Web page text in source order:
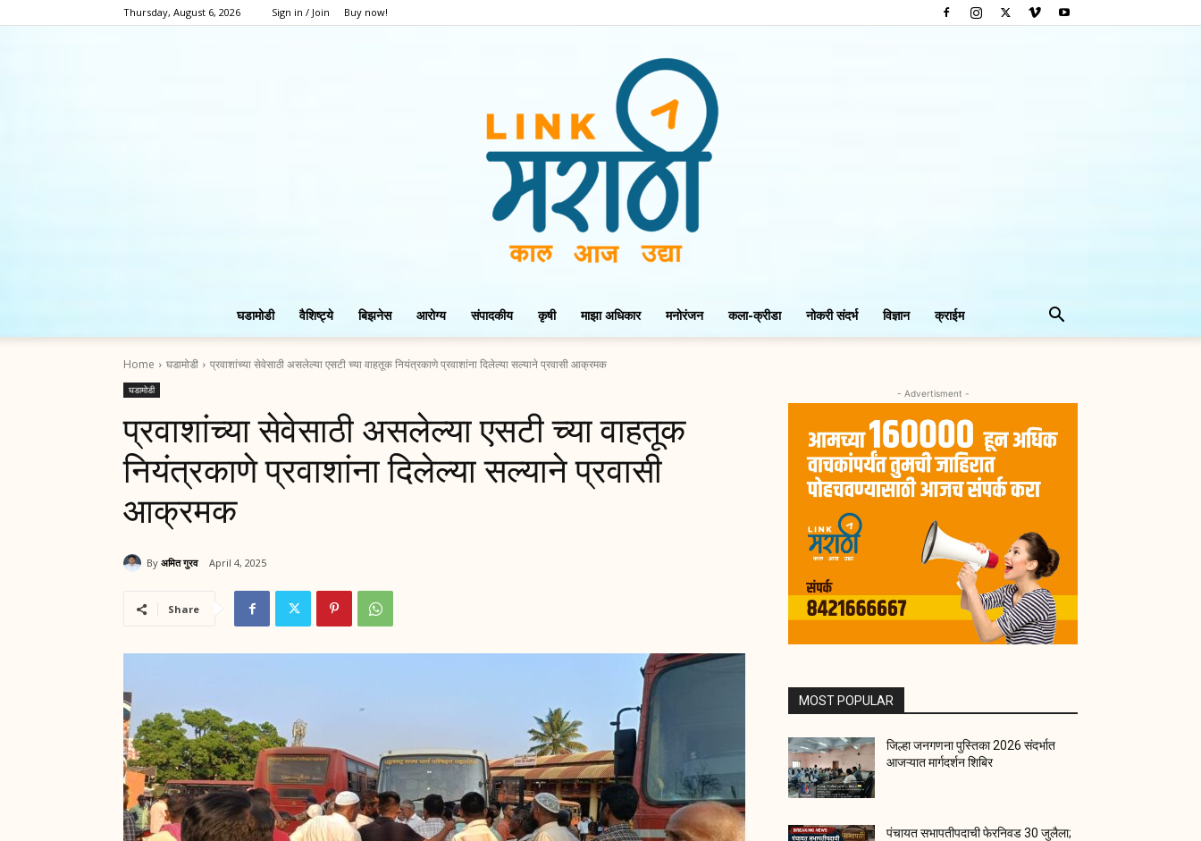
Thursday, August 6, 2026 Sign in / Join Buy now!
घडामोडी वैशिष्ट्ये बिझनेस आरोग्य संपादकीय कृषी माझा अधिकार मनोरंजन कला-क्रीडा नोकरी संदर्भ विज्ञान क्राईम
Home घडामोडी प्रवाशांच्या सेवेसाठी असलेल्या एसटी च्या वाहतूक नियंत्रकाणे प्रवाशांना दिलेल्या सल्याने प्रवासी आक्रमक
घडामोडी
प्रवाशांच्या सेवेसाठी असलेल्या एसटी च्या वाहतूक
नियंत्रकाणे प्रवाशांना दिलेल्या सल्याने प्रवासी
आक्रमक
By अमित गुरव April 4, 2025
Share
- Advertisment -
MOST POPULAR
जिल्हा जनगणना पुस्तिका 2026 संदर्भात
आजऱ्यात मार्गदर्शन शिबिर
पंचायत सभापतीपदाची फेरनिवड 30 जुलैला;